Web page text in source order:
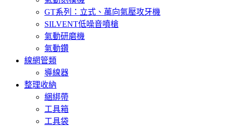
GT系列：立式、萬向氣壓攻牙機
SILVENT低噪音噴槍
氣動研磨機
氣動鑽
線網管類
導線器
整理收納
綑綁帶
工具箱
工具袋